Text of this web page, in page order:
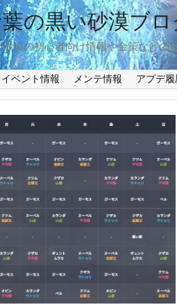
の黒い砂漠ブロ
砂漠の初心者向け情報や金策などの
イベント情報 メンテ情報 アプデ履